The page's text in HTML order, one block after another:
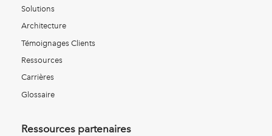
Solutions
Architecture
Témoignages Clients
Ressources
Carrières
Glossaire
Ressources partenaires